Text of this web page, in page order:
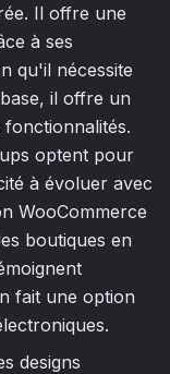
Il offre une
à ses
qu'il nécessite
il offre un
optent pour
à évoluer avec
WooCommerce
boutiques en
fait une option
designs